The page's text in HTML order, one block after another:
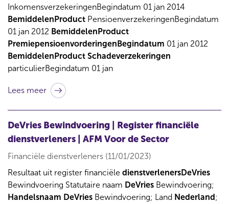
InkomensverzekeringenBegindatum 01 jan 2014
BemiddelenProduct PensioenverzekeringenBegindatum
01 jan 2012 BemiddelenProduct
PremiepensioenvorderingenBegindatum 01 jan 2012
BemiddelenProduct Schadeverzekeringen
particulierBegindatum 01 jan
Lees meer
DeVries Bewindvoering | Register financiële
dienstverleners | AFM Voor de Sector
Financiële dienstverleners (11/01/2023)
Resultaat uit register financiële dienstverlenersDeVries
Bewindvoering Statutaire naam DeVries Bewindvoering;
Handelsnaam DeVries Bewindvoering; Land Nederland;